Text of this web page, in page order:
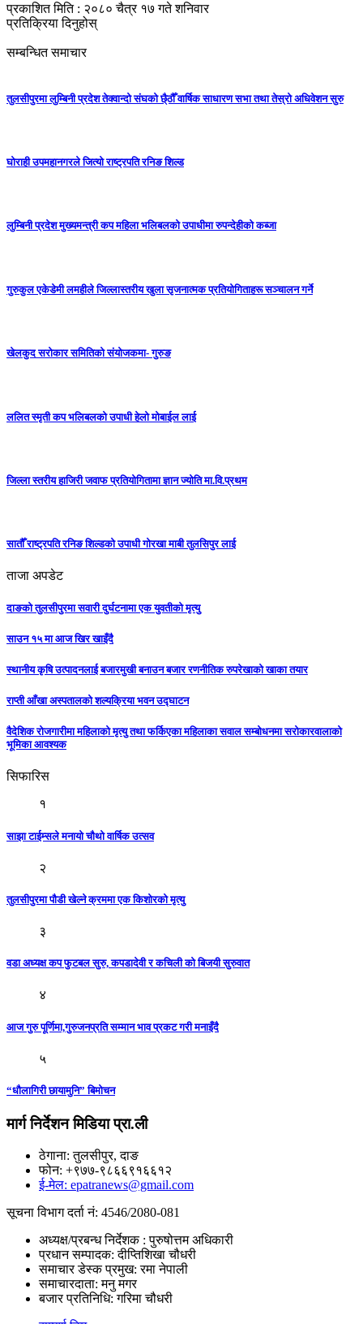
प्रकाशित मिति : २०८० चैत्र १७ गते शनिवार
प्रतिक्रिया दिनुहोस्
सम्बन्धित समाचार
तुलसीपुरमा लुम्बिनी प्रदेश तेक्वान्दो संघको छै्ठौँ वार्षिक साधारण सभा तथा तेस्रो अधिवेशन सुरु
घोराही उपमहानगरले जित्यो राष्ट्रपति रनिङ शिल्ड
लुम्बिनी प्रदेश मुख्यमन्त्री कप महिला भलिबलकाे उपाधीमा रुपन्देहीकाे कब्जा
गुरुकुल एकेडेमी लमहीले जिल्लास्तरीय खुला सृजनात्मक प्रतियोगिताहरू सञ्चालन गर्ने
खेलकुद सरोकार समितिको संयोजकमा- गुरुङ
ललित स्मृती कप भलिबलको उपाधी हेलो मोबाईल लाई
जिल्ला स्तरीय हाजिरी जवाफ प्रतियोगितामा ज्ञान ज्योति मा.वि.प्रथम
सातौँ राष्ट्रपति रनिङ शिल्डको उपाधी गोरखा माबी तुलसिपुर लाई
ताजा अपडेट
दाङको तुलसीपुरमा सवारी दुर्घटनामा एक युवतीको मृत्यु
साउन १५ मा आज खिर खाइँदै
स्थानीय कृषि उत्पादनलाई बजारमुखी बनाउन बजार रणनीतिक रुपरेखाको खाका तयार
राप्ती आँखा अस्पतालको शल्यक्रिया भवन उद्घाटन
वैदेशिक रोजगारीमा महिलाको मृत्यु तथा फर्किएका महिलाका सवाल सम्बोधनमा सरोकारवालाको
भूमिका आवश्यक
सिफारिस
१
साझा टाईम्सले मनायो चौथो वार्षिक उत्सव
२
तुलसीपुरमा पौडी खेल्ने क्रममा एक किशोरको मृत्यु
३
वडा अध्यक्ष कप फुटबल सुरु, कपडादेवी र कचिली को बिजयी सुरुवात
४
आज गुरु पूर्णिमा,गुरुजनप्रति सम्मान भाव प्रकट गरी मनाइँदै
५
“धौलागिरी छायामुनि” बिमोचन
मार्ग निर्देशन मिडिया प्रा.ली
ठेगाना: तुलसीपुर, दाङ
फोन: +९७७-९८६६९१६६१२
ई-मेल: epatranews@gmail.com
सूचना विभाग दर्ता नं: 4546/2080-081
अध्यक्ष/प्रबन्ध निर्देशक : पुरुषोत्तम अधिकारी
प्रधान सम्पादक: दीप्तिशिखा चौधरी
समाचार डेस्क प्रमुख: रमा नेपाली
समाचारदाता: मनु मगर
बजार प्रतिनिधि: गरिमा चौधरी